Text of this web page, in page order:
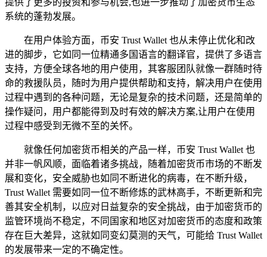
系统的蓬勃发展。
在用户体验方面，币安 Trust Wallet 也从未停止优化和改
进的脚步，它如同一位精通多国语言的翻译官，提供了多语言
支持，方便全球各地的用户使用，其客服团队就像一群随时待
命的救援队员，随时为用户提供帮助和支持，解决用户在使用
过程中遇到的各种问题，无论是复杂的技术问题，还是简单的
操作疑问，用户都能得到及时有效的解决方案,让用户在使用
过程中感受到无微不至的关怀。
就像任何加密货币相关的产品一样，币安 Trust Wallet 也
并非一帆风顺，面临着诸多挑战，随着加密货币市场的不断发
展和变化，安全威胁也如同不断进化的病毒，在不断升级，
Trust Wallet 需要如同一位不断修炼的武林高手，不断更新和完
善其安全机制，以应对日益复杂的安全挑战，由于加密货币的
监管环境尚不稳定，不同国家和地区对加密货币的态度和政策
存在巨大差异，这就如同变幻莫测的天气，可能给 Trust Wallet
的发展带来一定的不确定性。